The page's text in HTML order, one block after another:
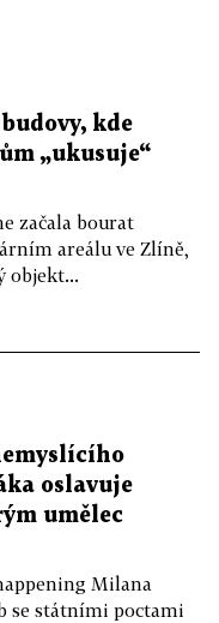
kde
„ukusuje“
začala bourat
areálu ve Zlíně,
objekt...
oslavuje
umělec
Milana
se státními poctami